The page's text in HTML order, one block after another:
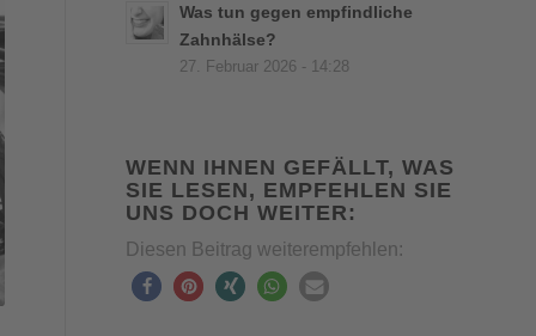
Was tun gegen empfindliche
Zahnhälse?
27. Februar 2026 - 14:28
WENN IHNEN GEFÄLLT, WAS
SIE LESEN, EMPFEHLEN SIE
UNS DOCH WEITER:
Diesen Beitrag weiterempfehlen: